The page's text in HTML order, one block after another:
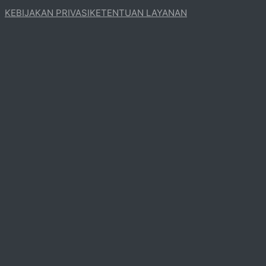
KEBIJAKAN PRIVASIKETENTUAN LAYANAN